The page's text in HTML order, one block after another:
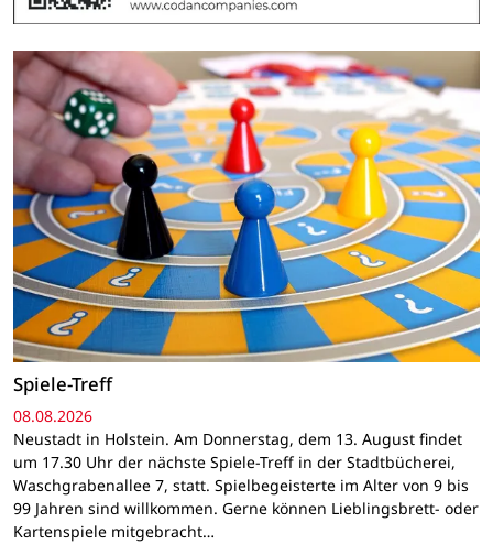
Spiele-Treff
08.08.2026
Neustadt in Holstein. Am Donnerstag, dem 13. August findet
um 17.30 Uhr der nächste Spiele-Treff in der Stadtbücherei,
Waschgrabenallee 7, statt. Spielbegeisterte im Alter von 9 bis
99 Jahren sind willkommen. Gerne können Lieblingsbrett- oder
Kartenspiele mitgebracht…